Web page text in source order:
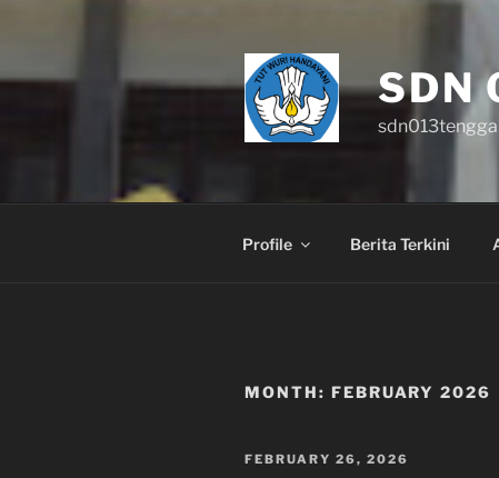
SDN
Profile Berita Terkini
MONTH: FEBRUARY 2026
POSTED
FEBRUARY 26, 2026